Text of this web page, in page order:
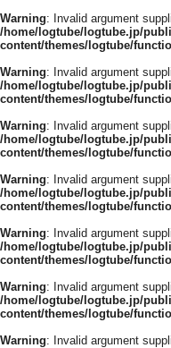
Warning: Invalid argument
/home/logtube/logtube.jp/
content/themes/logtube/
Warning: Invalid argument
/home/logtube/logtube.jp/
content/themes/logtube/
Warning: Invalid argument
/home/logtube/logtube.jp/
content/themes/logtube/
Warning: Invalid argument
/home/logtube/logtube.jp/
content/themes/logtube/
Warning: Invalid argument
/home/logtube/logtube.jp/
content/themes/logtube/
Warning: Invalid argument
/home/logtube/logtube.jp/
content/themes/logtube/
Warning: Invalid argument